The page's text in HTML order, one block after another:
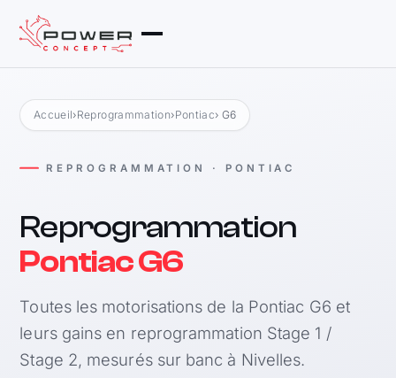
Accueil›Reprogrammation›Pontiac› G6
REPROGRAMMATION · PONTIAC
Reprogrammation
Pontiac G6
Toutes les motorisations de la Pontiac G6 et
leurs gains en reprogrammation Stage 1 /
Stage 2, mesurés sur banc à Nivelles.